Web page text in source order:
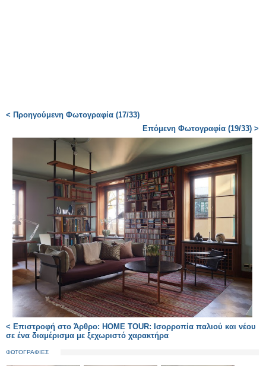
< Προηγούμενη Φωτογραφία (17/33)
Επόμενη Φωτογραφία (19/33) >
< Επιστροφή στο Άρθρο: HOME TOUR: Ισορροπία παλιού και νέου
σε ένα διαμέρισμα με ξεχωριστό χαρακτήρα
ΦΩΤΟΓΡΑΦΙΕΣ